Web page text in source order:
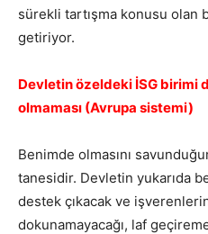
sürekli tartışma konusu olan
getiriyor.
Devletin özeldeki İSG birimi
olmaması (Avrupa sistemi)
Benimde olmasını
tanesidir. Devletin yukarıda
destek çıkacak ve
dokunamayacağı, laf